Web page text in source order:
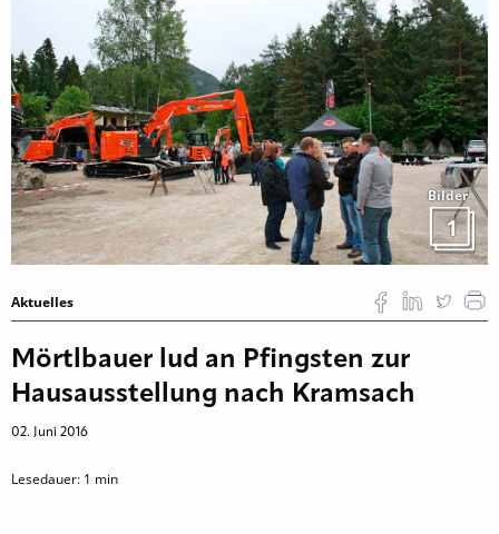
Bilder
1
Aktuelles
Mörtlbauer lud an Pfingsten zur
Hausausstellung nach Kramsach
02. Juni 2016
Lesedauer: 1 min